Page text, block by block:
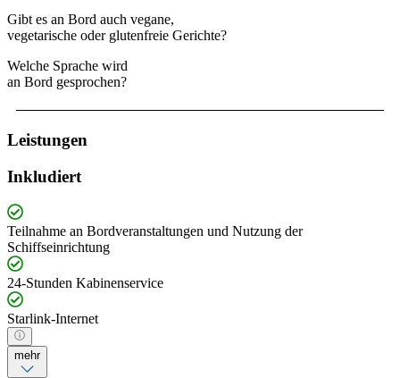
Gibt es an Bord auch vegane,
vegetarische oder glutenfreie Gerichte?
Welche Sprache wird
an Bord gesprochen?
Leistungen
Inkludiert
Teilnahme an Bordveranstaltungen und Nutzung der
Schiffseinrichtung
24-Stunden Kabinenservice
Starlink-Internet
mehr